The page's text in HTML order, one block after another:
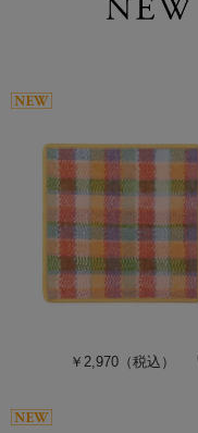
￥2,970 （税込）